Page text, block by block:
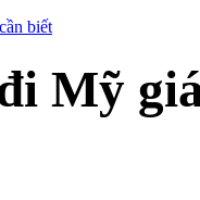
biết
Mỹ